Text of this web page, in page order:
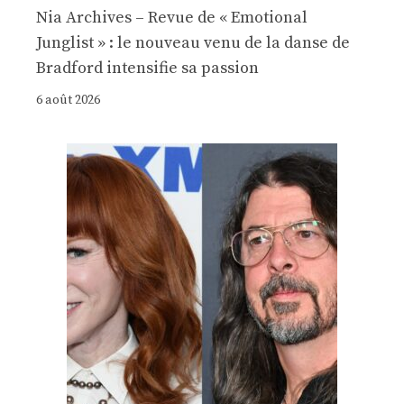
Nia Archives – Revue de « Emotional
Junglist » : le nouveau venu de la danse de
Bradford intensifie sa passion
6 août 2026